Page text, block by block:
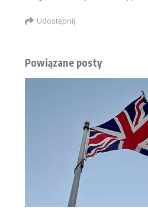
Udostępnij
Powiązane posty